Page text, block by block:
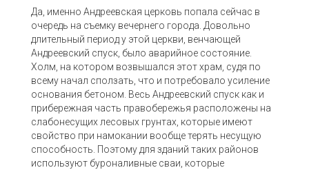
Да, именно Андреевская церковь попала сейчас в
очередь на съемку вечернего города. Довольно
длительный период у этой церкви, венчающей
Андреевский спуск, было аварийное состояние.
Холм, на котором возвышался этот храм, судя по
всему начал сползать, что и потребовало усиление
основания бетоном. Весь Андреевский спуск как и
прибережная часть правобережья расположены на
слабонесущих лесовых грунтах, которые имеют
свойство при намокании вообще терять несущую
способность. Поэтому для зданий таких районов
используют буроналивные сваи, которые